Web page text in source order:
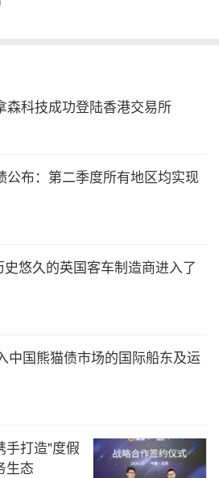
中集车辆将在"星链计划"的
变革，正式启动"星辰计
托"星辰计划"战略牵引，公司
延伸拓展：
线的边界，成为独一无二的全
升生产性服务的增量业务；
森科技成功登陆香港交易所
公布：第二季度所有地区均实现
悠久的英国客车制造商进入了
中国熊猫债市场的国际船东及运
手打造"度假
生态